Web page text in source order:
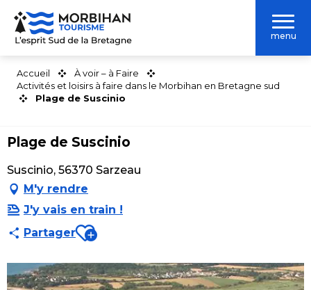
Aller
contenu
menu
Accueil
À voir – à Faire
Activités et loisirs à faire dans le Morbihan en Bretagne sud
Plage de Suscinio
Plage de Suscinio
Suscinio, 56370 Sarzeau
M'y rendre
J'y vais en train !
PartagerAjouter aux favoris